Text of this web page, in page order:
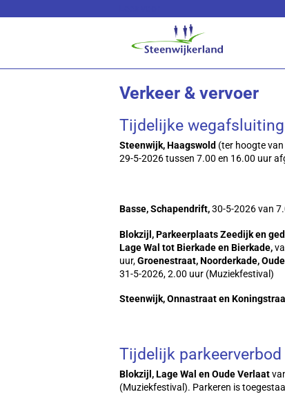
Verkeer & vervoer
Tijdelijke
Steenwijk, Haagswold (ter hoogte
29-5-2026 tussen 7.00 en 16.00 uur
Basse, Schapendrift,30-5-2026 van
Blokzijl, Parkeerplaats Zeedijk en
Lage Wal tot Bierkade en Bierkade,
uur,Groenestraat, Noorderkade,
31-5-2026, 2.00 uur (Muziekfestival)
Steenwijk, Onnastraat en
Tijdelijk parkeerverbod
Blokzijl, Lage Wal en Oude Verlaat
(Muziekfestival). Parkeren is